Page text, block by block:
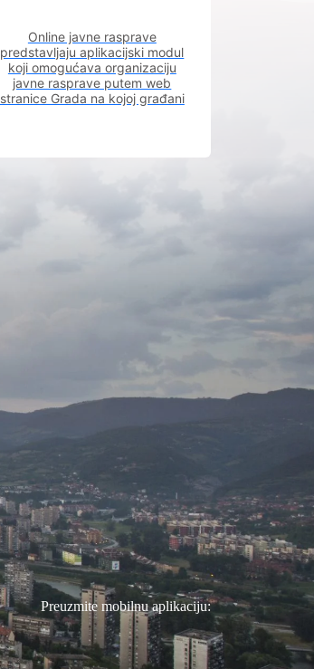
Online javne rasprave
predstavljaju aplikacijski modul
koji omogućava organizaciju
javne rasprave putem web
stranice Grada na kojoj građani
Preuzmite mobilnu aplikaciju: